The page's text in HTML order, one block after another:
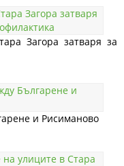
Загора затваря за
и Рисиманово